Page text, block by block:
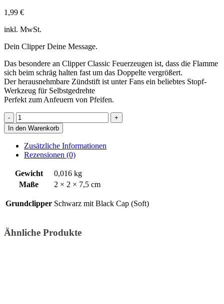
1,99 €
inkl. MwSt.
Dein Clipper Deine Message.
Das besondere an Clipper Classic Feuerzeugen ist, dass die Flamme
sich beim schräg halten fast um das Doppelte vergrößert.
Der herausnehmbare Zündstift ist unter Fans ein beliebtes Stopf-
Werkzeug für Selbstgedrehte
Perfekt zum Anfeuern von Pfeifen.
Clipper:
Nuttööö
Menge
In den Warenkorb
Zusätzliche Informationen
Rezensionen (0)
Gewicht
0,016 kg
Maße
2 × 2 × 7,5 cm
Grundclipper Schwarz mit Black Cap (Soft)
Ähnliche Produkte